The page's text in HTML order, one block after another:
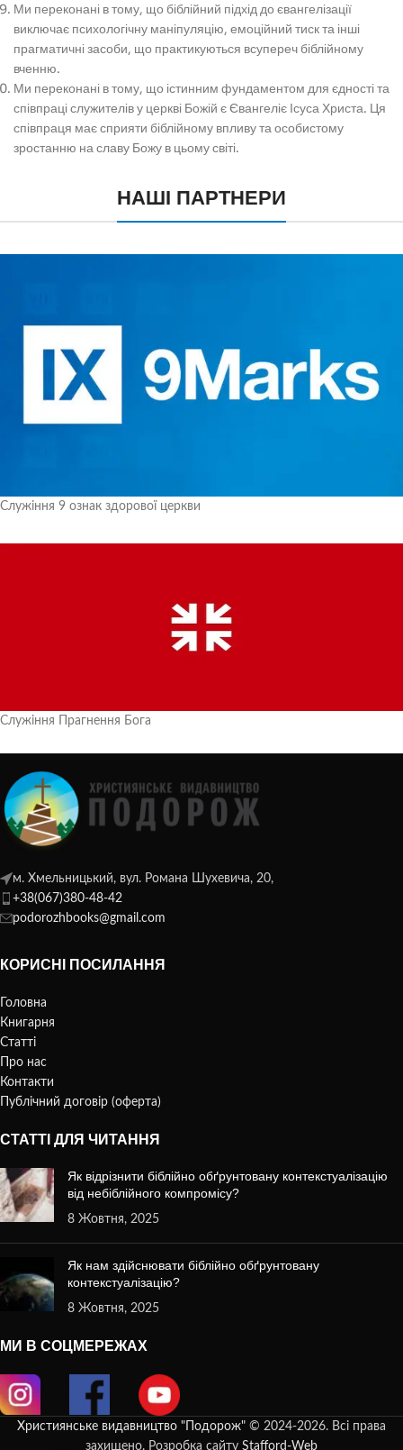
Ми переконані в тому, що біблійний підхід до євангелізації
виключає психологічну маніпуляцію, емоційний тиск та інші
прагматичні засоби, що практикуються всупереч біблійному
вченню.
Ми переконані в тому, що істинним фундаментом для єдності та
співпраці служителів у церкві Божій є Євангеліє Ісуса Христа. Ця
співпраця має сприяти біблійному впливу та особистому
зростанню на славу Божу в цьому світі.
НАШІ ПАРТНЕРИ
Служіння 9 ознак здорової церкви
Служіння Прагнення Бога
м. Хмельницький, вул. Романа Шухевича, 20,
+38(067)380-48-42
podorozhbooks@gmail.com
КОРИСНІ ПОСИЛАННЯ
Головна
Книгарня
Статті
Про нас
Контакти
Публічний договір (оферта)
СТАТТІ ДЛЯ ЧИТАННЯ
Як відрізнити біблійно обґрунтовану контекстуалізацію
від небіблійного компромісу?
8 Жовтня, 2025
Як нам здійснювати біблійно обґрунтовану
контекстуалізацію?
8 Жовтня, 2025
МИ В СОЦМЕРЕЖАХ
Християнське видавництво "Подорож" © 2024-2026. Всі права
захищено. Розробка сайту Stafford-Web